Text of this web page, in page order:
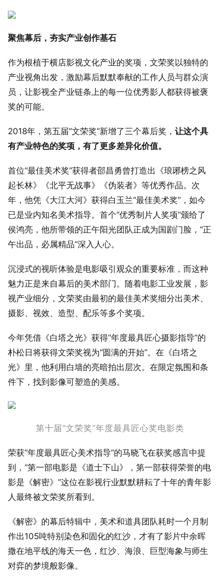
聚焦幕后，夯实产业创作基石
作为根植于横店影视文化产业的奖项，文荣奖以独特的
产业视角出发，激励幕后默默奉献的工作人员与群众演
员，让影视全产业链条上的每一位优秀影人都获得被褒
奖的可能。
2018年，第五届“文荣奖”新增了三个幕后奖， 让这个具
有产业特色的奖项，有了更多差异化价值。
首位“最佳美术奖”获得者邵昌勇曾打造出《琅琊榜之风
起长林》《北平无战事》《伪装者》等优秀作品。次
年，他凭《大江大河》获得白玉兰“最佳美术奖”，如今
已是业内知名美术指导。首个“优秀制片人奖项”颁给了
侯鸿亮，他所带领的正午阳光团队正成为国剧门脸，“正
午出品，必属精品”深入人心。
沉浸式的视听体验是电影吸引观众的重要标准，而这种
魅力正是来自幕后的美术部门。随着电影工业发展，影
视产业细分，文荣奖由最初的最佳美术奖细分出美术、
摄影、视效、造型、配乐等多个奖项。
今年凭借《白塔之光》获得“年度最具匠心摄影指导”的
朴松日将获得文荣奖视为“圆满的开始”。在《白塔之
光》里，他利用白墙的亮暗拍出层次。在限定氛围和条
件下，找到影像可塑造的美感。
第十届“文荣奖”年度最具匠心奖电影类
荣获“年度最具匠心美术指导”的马晓飞在获奖感言中提
到，“第一部电影是《道士下山》，第一部获得荣誉的电
影是《解密》”这位在影视行业默默耕耘了十年的青年影
人最终被文荣奖所看到。
《解密》的幕后特辑中，美术和道具团队耗时一个月制
作出105吨特别染色和固化的红沙，才有了影片中余晖
撒在地平线的海天一色，红沙、海浪、巨型海象与师生
对弈的梦境般影像。